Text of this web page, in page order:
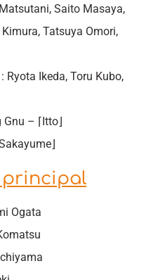
Saito Masaya,
Tatsuya Omori,
Ryota Ikeda, Toru Kubo,
– ⌈Itto⌋
principal
Ogata